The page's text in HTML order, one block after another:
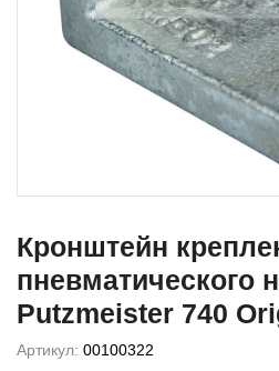
Кронштейн
пневматического
Putzmeister 740
Артикул: 00100322